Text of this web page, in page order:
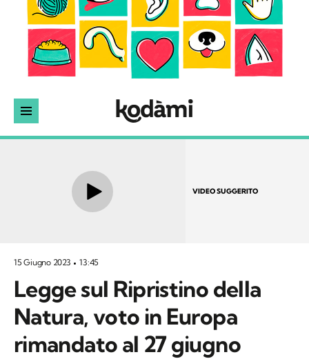
VIDEO SUGGERITO
15 Giugno 2023 13:45
Legge sul Ripristino della
Natura, voto in Europa
rimandato al 27 giugno